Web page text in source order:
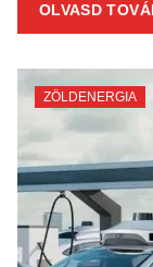
OLVASD
ZÖLDENERGIA